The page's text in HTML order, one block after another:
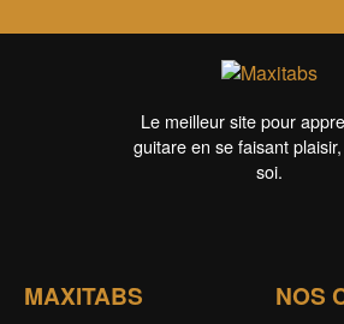
Le meilleur site pour
guitare en se faisant
soi.
MAXITABS NOS